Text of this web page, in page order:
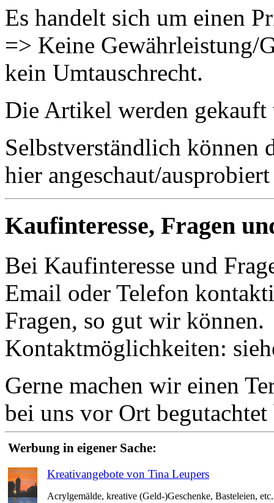
Es handelt sich um einen
=> Keine Gewährleistung/
kein Umtauschrecht.
Die Artikel werden gekauft
Selbstverständlich
hier angeschaut/
Kaufinteresse, Fragen
Bei Kaufinteresse und
Email oder Telefon
Fragen, so gut wir können.
Kontaktmöglichkeiten:
Gerne machen wir einen
bei uns vor Ort
Werbung in eigener Sache:
Kreativangebote von Tina Leupers
Acrylgemälde, kreative (Geld-)Geschenke, Basteleien,